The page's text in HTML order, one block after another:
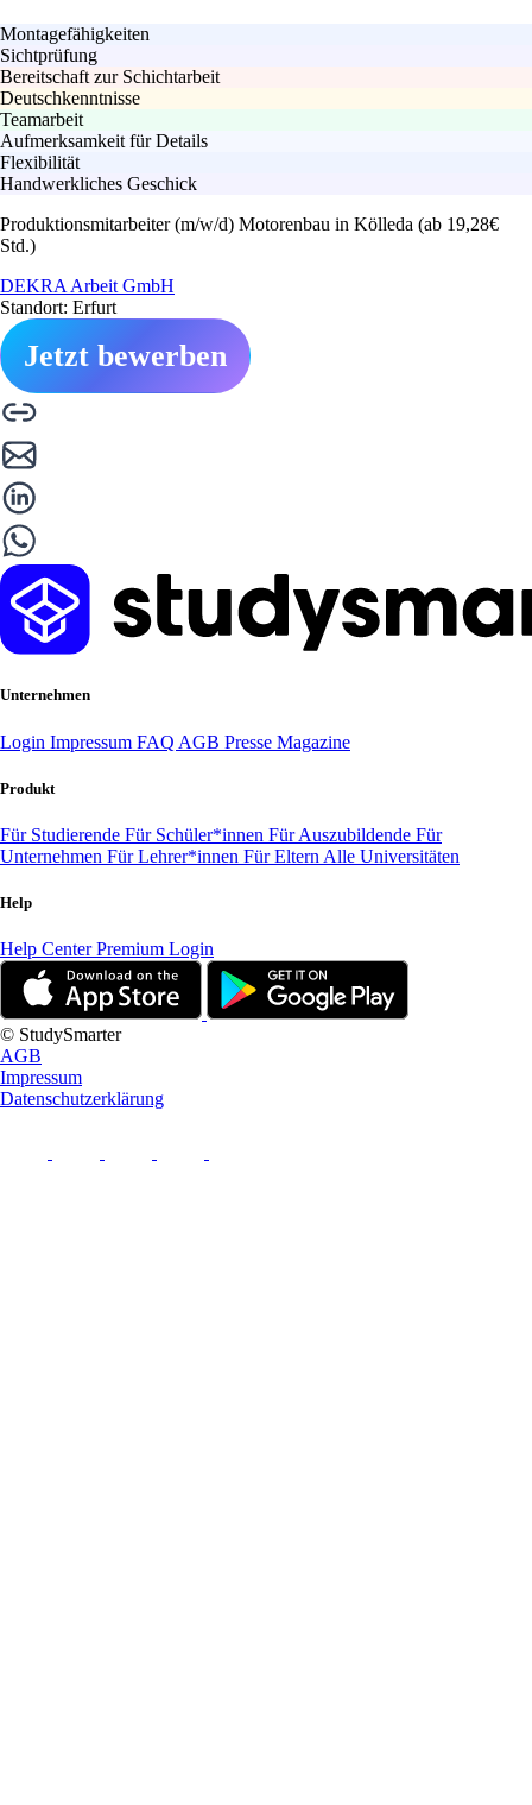
Montagefähigkeiten
Sichtprüfung
Bereitschaft zur Schichtarbeit
Deutschkenntnisse
Teamarbeit
Aufmerksamkeit für Details
Flexibilität
Handwerkliches Geschick
Produktionsmitarbeiter (m/w/d) Motorenbau in Kölleda (ab 19,28€
Std.)
DEKRA Arbeit GmbH
Standort: Erfurt
Jetzt bewerben
Unternehmen
Login Impressum FAQ AGB Presse Magazine
Produkt
Für Studierende Für Schüler*innen Für Auszubildende Für
Unternehmen Für Lehrer*innen Für Eltern Alle Universitäten
Help
Help CenterPremium Login
© StudySmarter
AGB
Impressum
Datenschutzerklärung